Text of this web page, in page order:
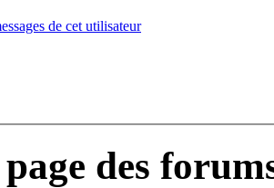
de cet utilisateur
des